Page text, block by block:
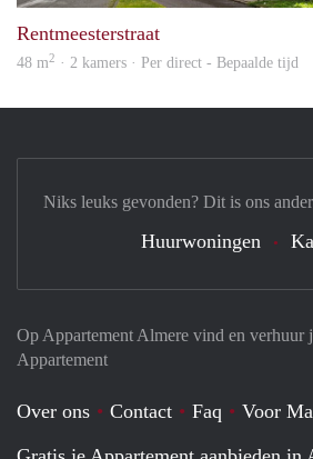
Rentmeesterstraat
48 m2 · 2 kamers · Per direct - Bepaalde tijd
Op Appartement Almere vind en verhuur
Appartement
Over ons Contact Faq
Voor
Niks leuks gevonden? Dit is ons
Huurwoningen